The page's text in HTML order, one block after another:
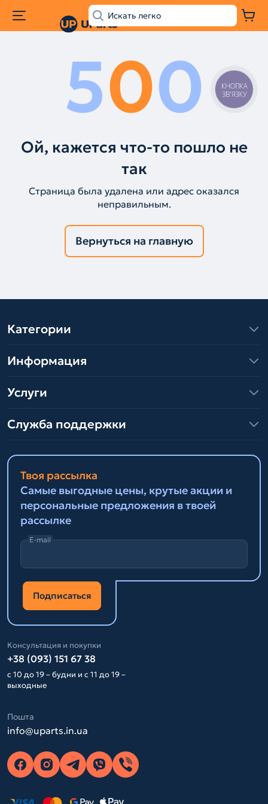
500
Ой, кажется что-то пошло не
так
Страница была удалена или адрес оказался
неправильным.
Вернуться на главную
Категории
Информация
Услуги
Служба поддержки
Твоя рассылка
Самые выгодные цены, крутые акции и
персональные предложения в твоей
рассылке
E-mail
Подписаться
Консультация и покупки
+38 (093) 151 67 38
с 10 до 19 – будни и с 11 до 19 –
выходные
Пошта
info@uparts.in.ua
КНОПКА
ЗВ'ЯЗКУ